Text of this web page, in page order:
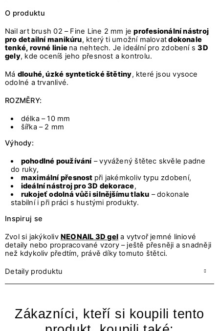
O produktu
Nail art brush 02 – Fine Line 2 mm jeprofesionální nástroj
pro detailní manikúru, který ti umožní malovatdokonale
tenké, rovné linie na nehtech. Je ideální pro zdobení s3D
gely, kde oceníš jeho přesnost a kontrolu.
Má dlouhé, úzké syntetické štětiny, které jsou vysoce
odolné a trvanlivé.
ROZMĚRY:
délka – 10 mm
šířka – 2 mm
Výhody:
pohodlné používání– vyvážený štětec skvěle padne
do ruky,
maximální přesnost při jakémkoliv typu zdobení,
ideální nástroj pro 3D dekorace,
rukojeť odolná vůči silnějšímu tlaku – dokonale
stabilní i při práci s hustými produkty.
Inspiruj se
Zvol si jakýkoliv NEONAIL 3D gel a vytvoř jemné liniové
detaily nebo propracované vzory – ještě přesněji a snadněji
než kdykoliv předtím, právě díky tomuto štětci.
Detaily produktu
Zákazníci, kteří si koupili tento